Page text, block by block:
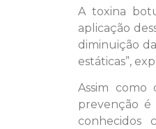
A toxina
aplicação
diminuição
estáticas”,
Assim como
prevenção
conhecidos